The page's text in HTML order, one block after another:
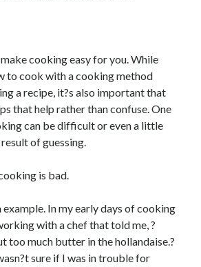
cooking easy for you. While
to cook with a cooking method
a recipe, it?s also important that
that help rather than confuse. One
can be difficult or even a little
of guessing.
is bad.
example. In my early days of cooking
with a chef that told me, ?
too much butter in the hollandaise.?
sure if I was in trouble for